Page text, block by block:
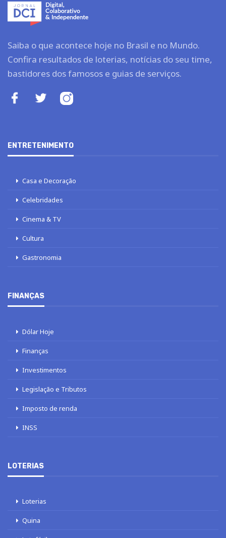
Saiba o que acontece hoje no Brasil e no Mundo.
Confira resultados de loterias, notícias do seu time,
bastidores dos famosos e guias de serviços.
ENTRETENIMENTO
Casa e Decoração
Celebridades
Cinema & TV
Cultura
Gastronomia
FINANÇAS
Dólar Hoje
Finanças
Investimentos
Legislação e Tributos
Imposto de renda
INSS
LOTERIAS
Loterias
Quina